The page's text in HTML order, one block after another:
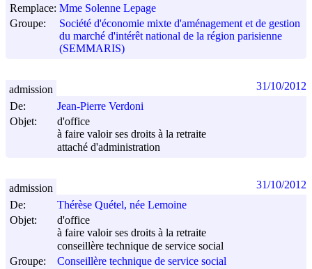
Remplace: Mme Solenne Lepage
Groupe:
Société d'économie mixte d'aménagement et de gestion
du marché d'intérêt national de la région parisienne
(SEMMARIS)
De:
Jean-Pierre Verdoni
Objet:
d'office
à faire valoir ses droits à la retraite
attaché d'administration
admission 31/10/2012
De:
Thérèse Quétel, née Lemoine
Objet:
d'office
à faire valoir ses droits à la retraite
conseillère technique de service social
Groupe:
Conseillère technique de service social
admission 31/10/2012